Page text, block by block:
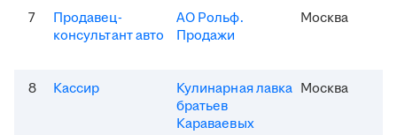
7
Продавец-
консультант авто
АО Рольф.
Продажи
Москва
8 Кассир
Кулинарная лавка
братьев
Караваевых
Москва